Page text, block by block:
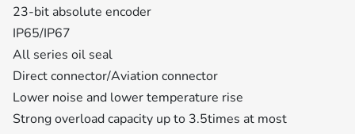
23-bit absolute encoder
IP65/IP67
All series oil seal
Direct connector/Aviation connector
Lower noise and lower temperature rise
Strong overload capacity up to 3.5times at most